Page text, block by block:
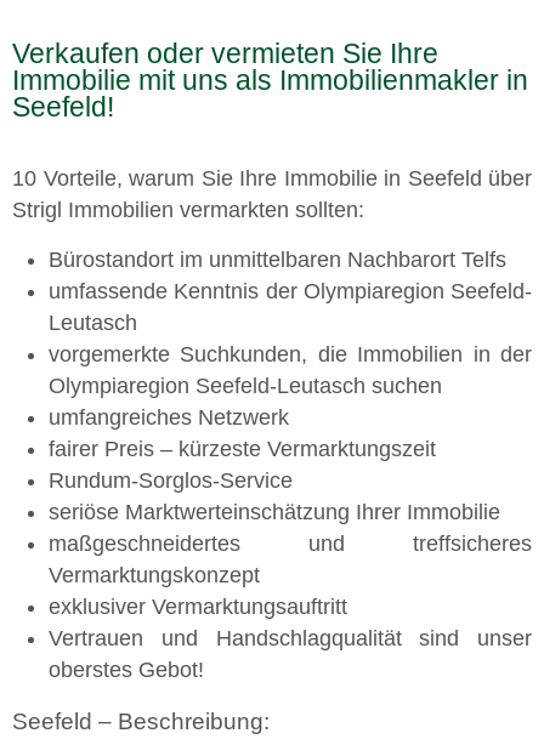
Verkaufen oder vermieten Sie Ihre
Immobilie mit uns als Immobilienmakler in
Seefeld!
10 Vorteile, warum Sie Ihre Immobilie in Seefeld über
Strigl Immobilien vermarkten sollten:
Bürostandort im unmittelbaren Nachbarort Telfs
umfassende Kenntnis der Olympiaregion Seefeld-
Leutasch
vorgemerkte Suchkunden, die Immobilien in der
Olympiaregion Seefeld-Leutasch suchen
umfangreiches Netzwerk
fairer Preis – kürzeste Vermarktungszeit
Rundum-Sorglos-Service
seriöse Marktwerteinschätzung Ihrer Immobilie
maßgeschneidertes und treffsicheres
Vermarktungskonzept
exklusiver Vermarktungsauftritt
Vertrauen und Handschlagqualität sind unser
oberstes Gebot!
Seefeld – Beschreibung: